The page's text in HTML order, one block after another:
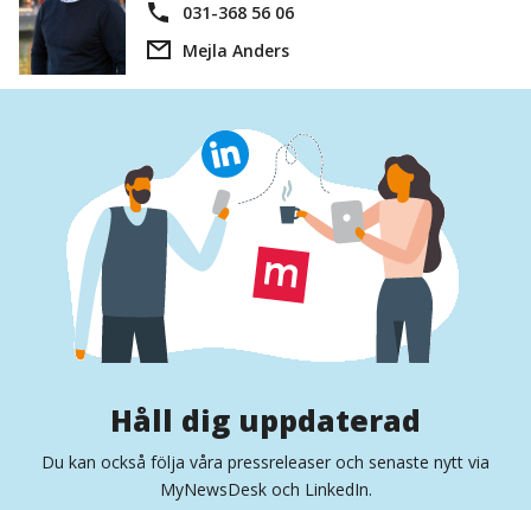
031-368 56 06
Mejla Anders
Håll dig uppdaterad
Du kan också följa våra pressreleaser och senaste nytt via
MyNewsDesk och LinkedIn.